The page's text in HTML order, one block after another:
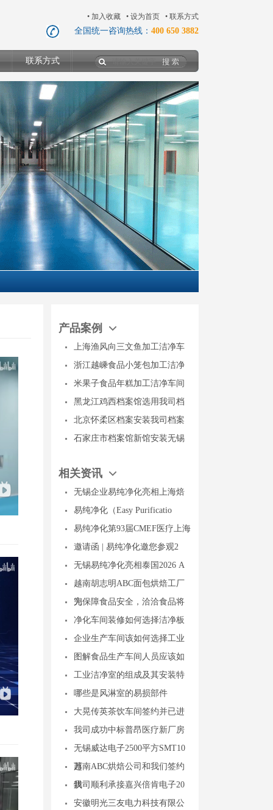
• 加入收藏 • 设为首页 • 联系方式
全国统一咨询热线： 400 650 3882
联系方式
产品案例
上海渔风向三文鱼加工洁净车
浙江越嵊食品小笼包加工洁净
米果子食品年糕加工洁净车间
黑龙江鸡西档案馆选用我司档
北京怀柔区档案安装我司档案
石家庄市档案馆新馆安装无锡
相关资讯
无锡企业易纯净化亮相上海焙
易纯净化（Easy Purificatio
易纯净化第93届CMEF医疗上海
邀请函 | 易纯净化邀您参观2
无锡易纯净化亮相泰国2026 A
越南胡志明ABC面包烘焙工厂
完
为保障食品安全，洽洽食品将
净化车间装修如何选择洁净板
企业生产车间该如何选择工业
图解食品生产车间人员应该如
工业洁净室的组成及其安装特
哪些是风淋室的易损部件
大晃传英茶饮车间签约并已进
我司成功中标普昂医疗新厂房
无锡威达电子2500平方SMT10
万
越南ABC烘焙公司和我们签约
烘
我司顺利承接嘉兴倍肯电子20
安徽明光三友电力科技有限公